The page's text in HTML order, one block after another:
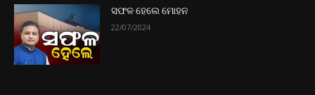
ସଫଳ ହେଲେ ମୋହନ
22/07/2024